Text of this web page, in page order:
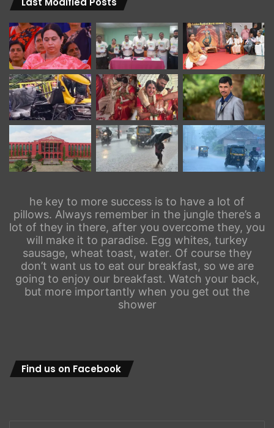
he key to more success is to have a lot of
pillows. Always remember in the jungle there’s a
lot of they in there, after you overcome they, you
will make it to paradise. Egg whites, turkey
sausage, wheat toast, water. Of course they
don’t want us to eat our breakfast, so we are
going to enjoy our breakfast. Watch your back,
but more importantly when you get out the
shower
Find us on Facebook